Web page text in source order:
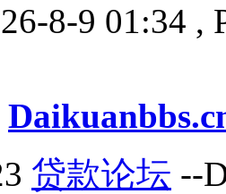
8-9 01:34 ,
贷款论坛 --